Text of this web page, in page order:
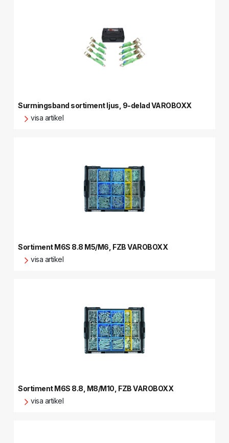
Surrningsband sortiment ljus, 9-delad VAROBOXX
visa artikel
Sortiment M6S 8.8 M5/M6, FZB VAROBOXX
visa artikel
Sortiment M6S 8.8, M8/M10, FZB VAROBOXX
visa artikel